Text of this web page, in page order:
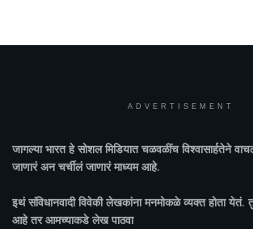
ADVERTISEMENT
जागल्या भारतहे सोशल मिडियात चळवळींच विश्वासार्हतेने
जाणारं अन चर्चीलं जाणारं माध्यम आहे.
इथं संविधानवादी विवेकी लेखकांना मनमोकळे व्यक्त होता येतं.
आहे तर आमच्याकडे लेख पाठवा